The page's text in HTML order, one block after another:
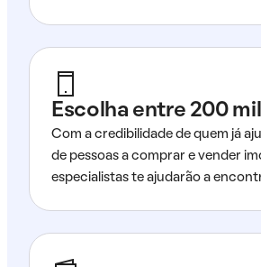
Escolha entre 200
Com a credibilidade de quem já
de pessoas a comprar e vender
especialistas te ajudarão a